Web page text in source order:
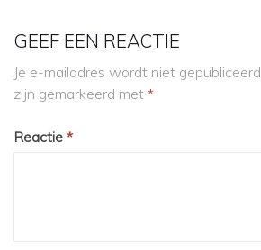
GEEF EEN REACTIE
Je e-mailadres wordt niet gepubliceerd.
zijn gemarkeerd met *
Reactie *